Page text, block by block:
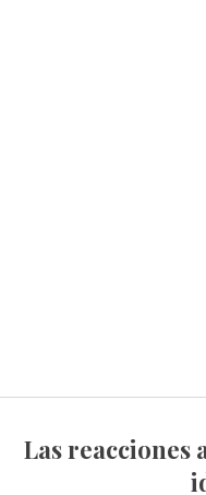
Las reacciones a su testimonio sobre la